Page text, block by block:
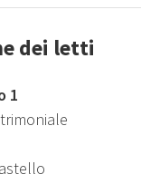
dei letti
1